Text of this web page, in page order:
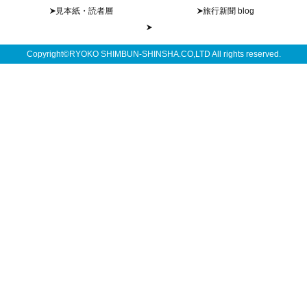
見本紙・読者層
旅行新聞 blog
Copyright©RYOKO SHIMBUN-SHINSHA.CO,LTD All rights reserved.